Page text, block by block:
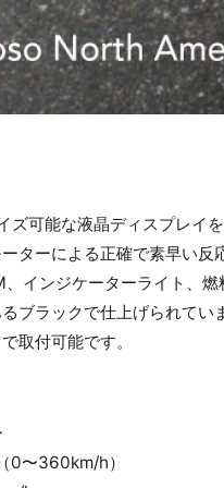
可能な液晶ディスプレイ
ターによる正確で素早い反
インジケーターライト、
ブラックで仕上げられてい
取付可能です。
0〜360km/h）